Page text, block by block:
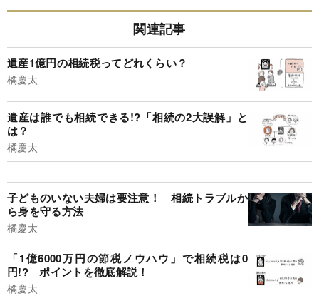
関連記事
遺産1億円の相続税ってどれくらい？
橘慶太
遺産は誰でも相続できる!?「相続の2大誤解」と
は？
橘慶太
子どものいない夫婦は要注意！ 相続トラブルか
ら身を守る方法
橘慶太
「1億6000万円の節税ノウハウ」で相続税は0
円!? ポイントを徹底解説！
橘慶太